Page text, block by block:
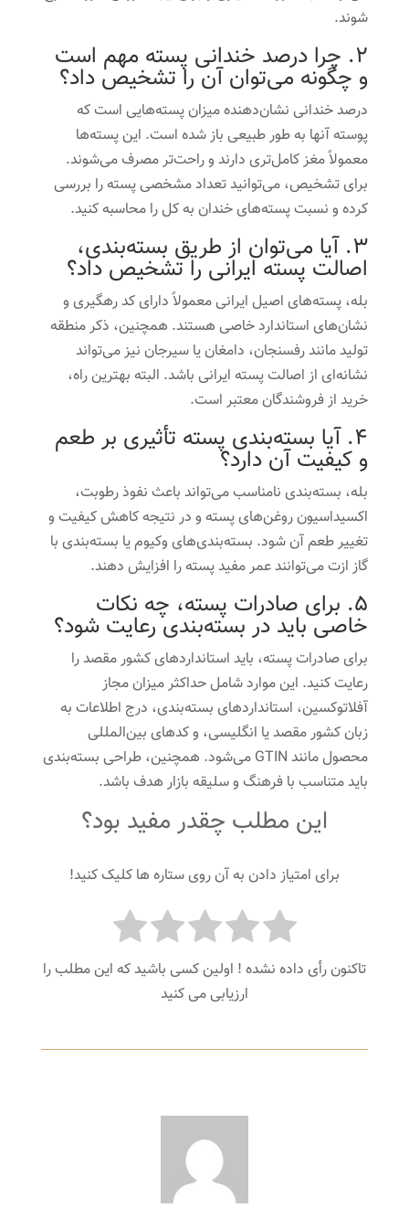
شوند.
2. چرا درصد خندانی پسته مهم است
و چگونه می‌توان آن را تشخیص داد؟
درصد خندانی نشان‌دهنده میزان پسته‌هایی است که
پوسته آنها به طور طبیعی باز شده است. این پسته‌ها
معمولاً مغز کامل‌تری دارند و راحت‌تر مصرف می‌شوند.
برای تشخیص، می‌توانید تعداد مشخصی پسته را بررسی
کرده و نسبت پسته‌های خندان به کل را محاسبه کنید.
3. آیا می‌توان از طریق بسته‌بندی،
اصالت پسته ایرانی را تشخیص داد؟
بله، پسته‌های اصیل ایرانی معمولاً دارای کد رهگیری و
نشان‌های استاندارد خاصی هستند. همچنین، ذکر منطقه
تولید مانند رفسنجان، دامغان یا سیرجان نیز می‌تواند
نشانه‌ای از اصالت پسته ایرانی باشد. البته بهترین راه،
خرید از فروشندگان معتبر است.
4. آیا بسته‌بندی پسته تأثیری بر طعم
و کیفیت آن دارد؟
بله، بسته‌بندی نامناسب می‌تواند باعث نفوذ رطوبت،
اکسیداسیون روغن‌های پسته و در نتیجه کاهش کیفیت و
تغییر طعم آن شود. بسته‌بندی‌های وکیوم یا بسته‌بندی با
گاز ازت می‌توانند عمر مفید پسته را افزایش دهند.
5. برای صادرات پسته، چه نکات
خاصی باید در بسته‌بندی رعایت شود؟
برای صادرات پسته، باید استانداردهای کشور مقصد را
رعایت کنید. این موارد شامل حداکثر میزان مجاز
آفلاتوکسین، استانداردهای بسته‌بندی، درج اطلاعات به
زبان کشور مقصد یا انگلیسی، و کدهای بین‌المللی
محصول مانند GTIN می‌شود. همچنین، طراحی بسته‌بندی
باید متناسب با فرهنگ و سلیقه بازار هدف باشد.
این مطلب چقدر مفید بود؟
برای امتیاز دادن به آن روی ستاره ها کلیک کنید!
تاکنون رأی داده نشده ! اولین کسی باشید که این مطلب را
ارزیابی می کنید